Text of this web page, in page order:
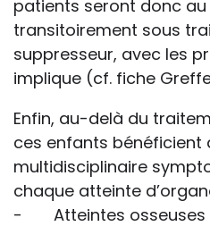
patients seront donc
transitoirement sous
suppresseur, avec les
implique (cf. fiche
Enfin, au-delà du
ces enfants bénéficient
multidisciplinaire
chaque atteinte
- Atteintes osseuses